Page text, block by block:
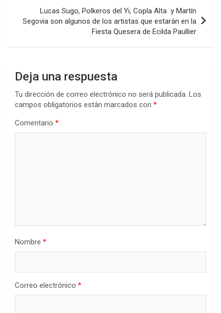
k
p
Lucas Sugo, Polkeros del Yi, Copla Alta y Martín
Segovia son algunos de los artistas que estarán en la
Fiesta Quesera de Ecilda Paullier
Deja una respuesta
Tu dirección de correo electrónico no será publicada. Los
campos obligatorios están marcados con *
Comentario *
Nombre *
Correo electrónico *